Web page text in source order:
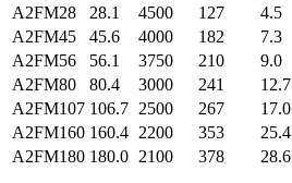
A2FM28
28.1 4500 127 4.5
A2FM45
45.6 4000 182 7.3
A2FM56
56.1 3750 210 9.0
A2FM80
80.4 3000 241 12.7
A2FM107 106.7 2500 267 17.0
A2FM160 160.4 2200 353 25.4
A2FM180 180.0 2100 378 28.6